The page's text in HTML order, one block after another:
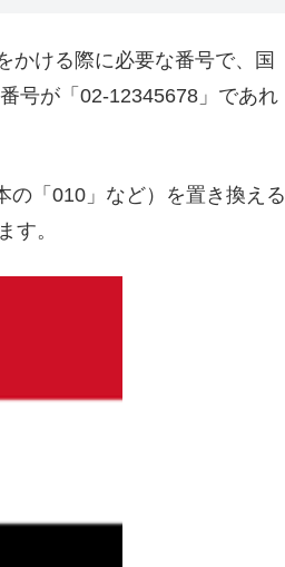
かける際に必要な番号で、国
号が「02-12345678」であれ
の「010」など）を置き換える
す。